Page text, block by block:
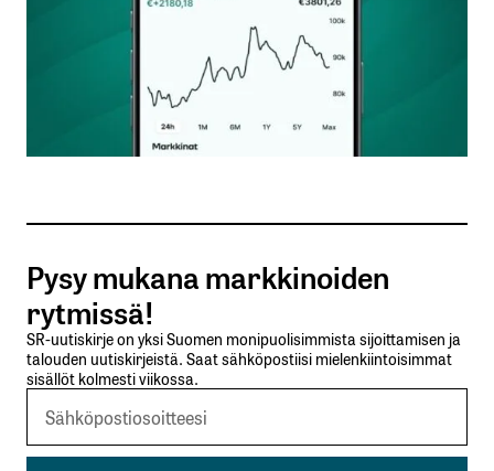
Nimesi tai nimimerkkisi
Sähköpostiosoitteesi
Tilaa SalkunRakentajan uutiskirje
Lähetä kommentti
Pysy mukana markkinoiden
rytmissä!
SR-uutiskirje on yksi Suomen monipuolisimmista sijoittamisen ja
talouden uutiskirjeistä. Saat sähköpostiisi mielenkiintoisimmat
sisällöt kolmesti viikossa.